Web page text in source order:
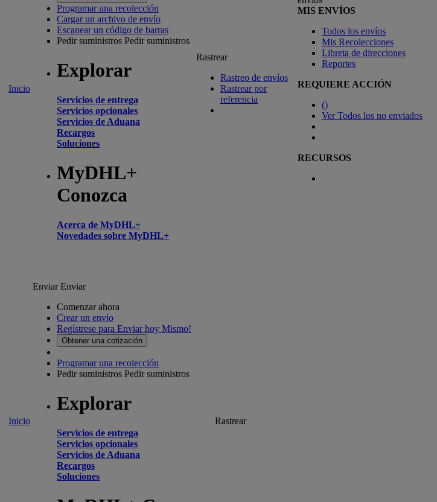
Inicio
Programar una recolección
Cargar un archivo de envío
Escanear un código de barras
Pedir suministros Pedir suministros
Explorar
Servicios de entrega
Servicios opcionales
Servicios de Aduana
Recargos
Soluciones
MyDHL+
Conozca
Acerca de MyDHL+
Novedades sobre MyDHL+
Rastrear
Rastreo de envíos
Rastrear por
referencia
MIS ENVÍOS
Todos los envíos
Mis Recolecciones
Libreta de direcciones
Reportes
REQUIERE ACCIÓN
()
Ver Todos los no enviados
RECURSOS
Inicio
EnviarEnviar
Comenzar ahora
Crear un envío
Regístrese para Enviar hoy Mismo!
Obtener una cotización
Programar una recolección
Pedir suministros Pedir suministros
Explorar
Servicios de entrega
Servicios opcionales
Servicios de Aduana
Recargos
Soluciones
Rastrear